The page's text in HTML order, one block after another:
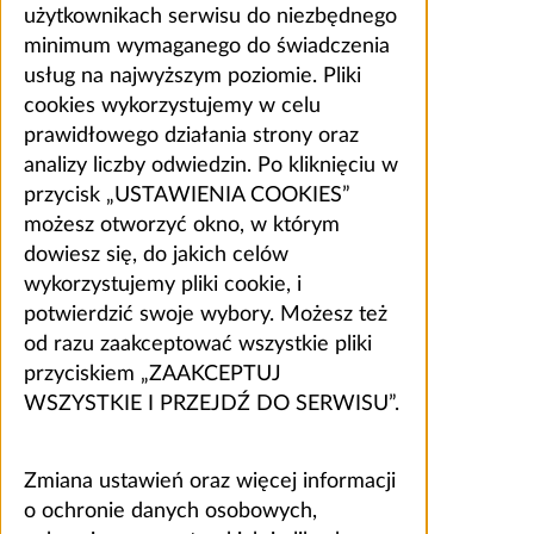
użytkownikach serwisu do niezbędnego
minimum wymaganego do świadczenia
usług na najwyższym poziomie. Pliki
cookies wykorzystujemy w celu
prawidłowego działania strony oraz
analizy liczby odwiedzin. Po kliknięciu w
przycisk „USTAWIENIA COOKIES”
możesz otworzyć okno, w którym
dowiesz się, do jakich celów
wykorzystujemy pliki cookie, i
potwierdzić swoje wybory. Możesz też
od razu zaakceptować wszystkie pliki
przyciskiem „ZAAKCEPTUJ
WSZYSTKIE I PRZEJDŹ DO SERWISU”.
Zmiana ustawień oraz więcej informacji
o ochronie danych osobowych,